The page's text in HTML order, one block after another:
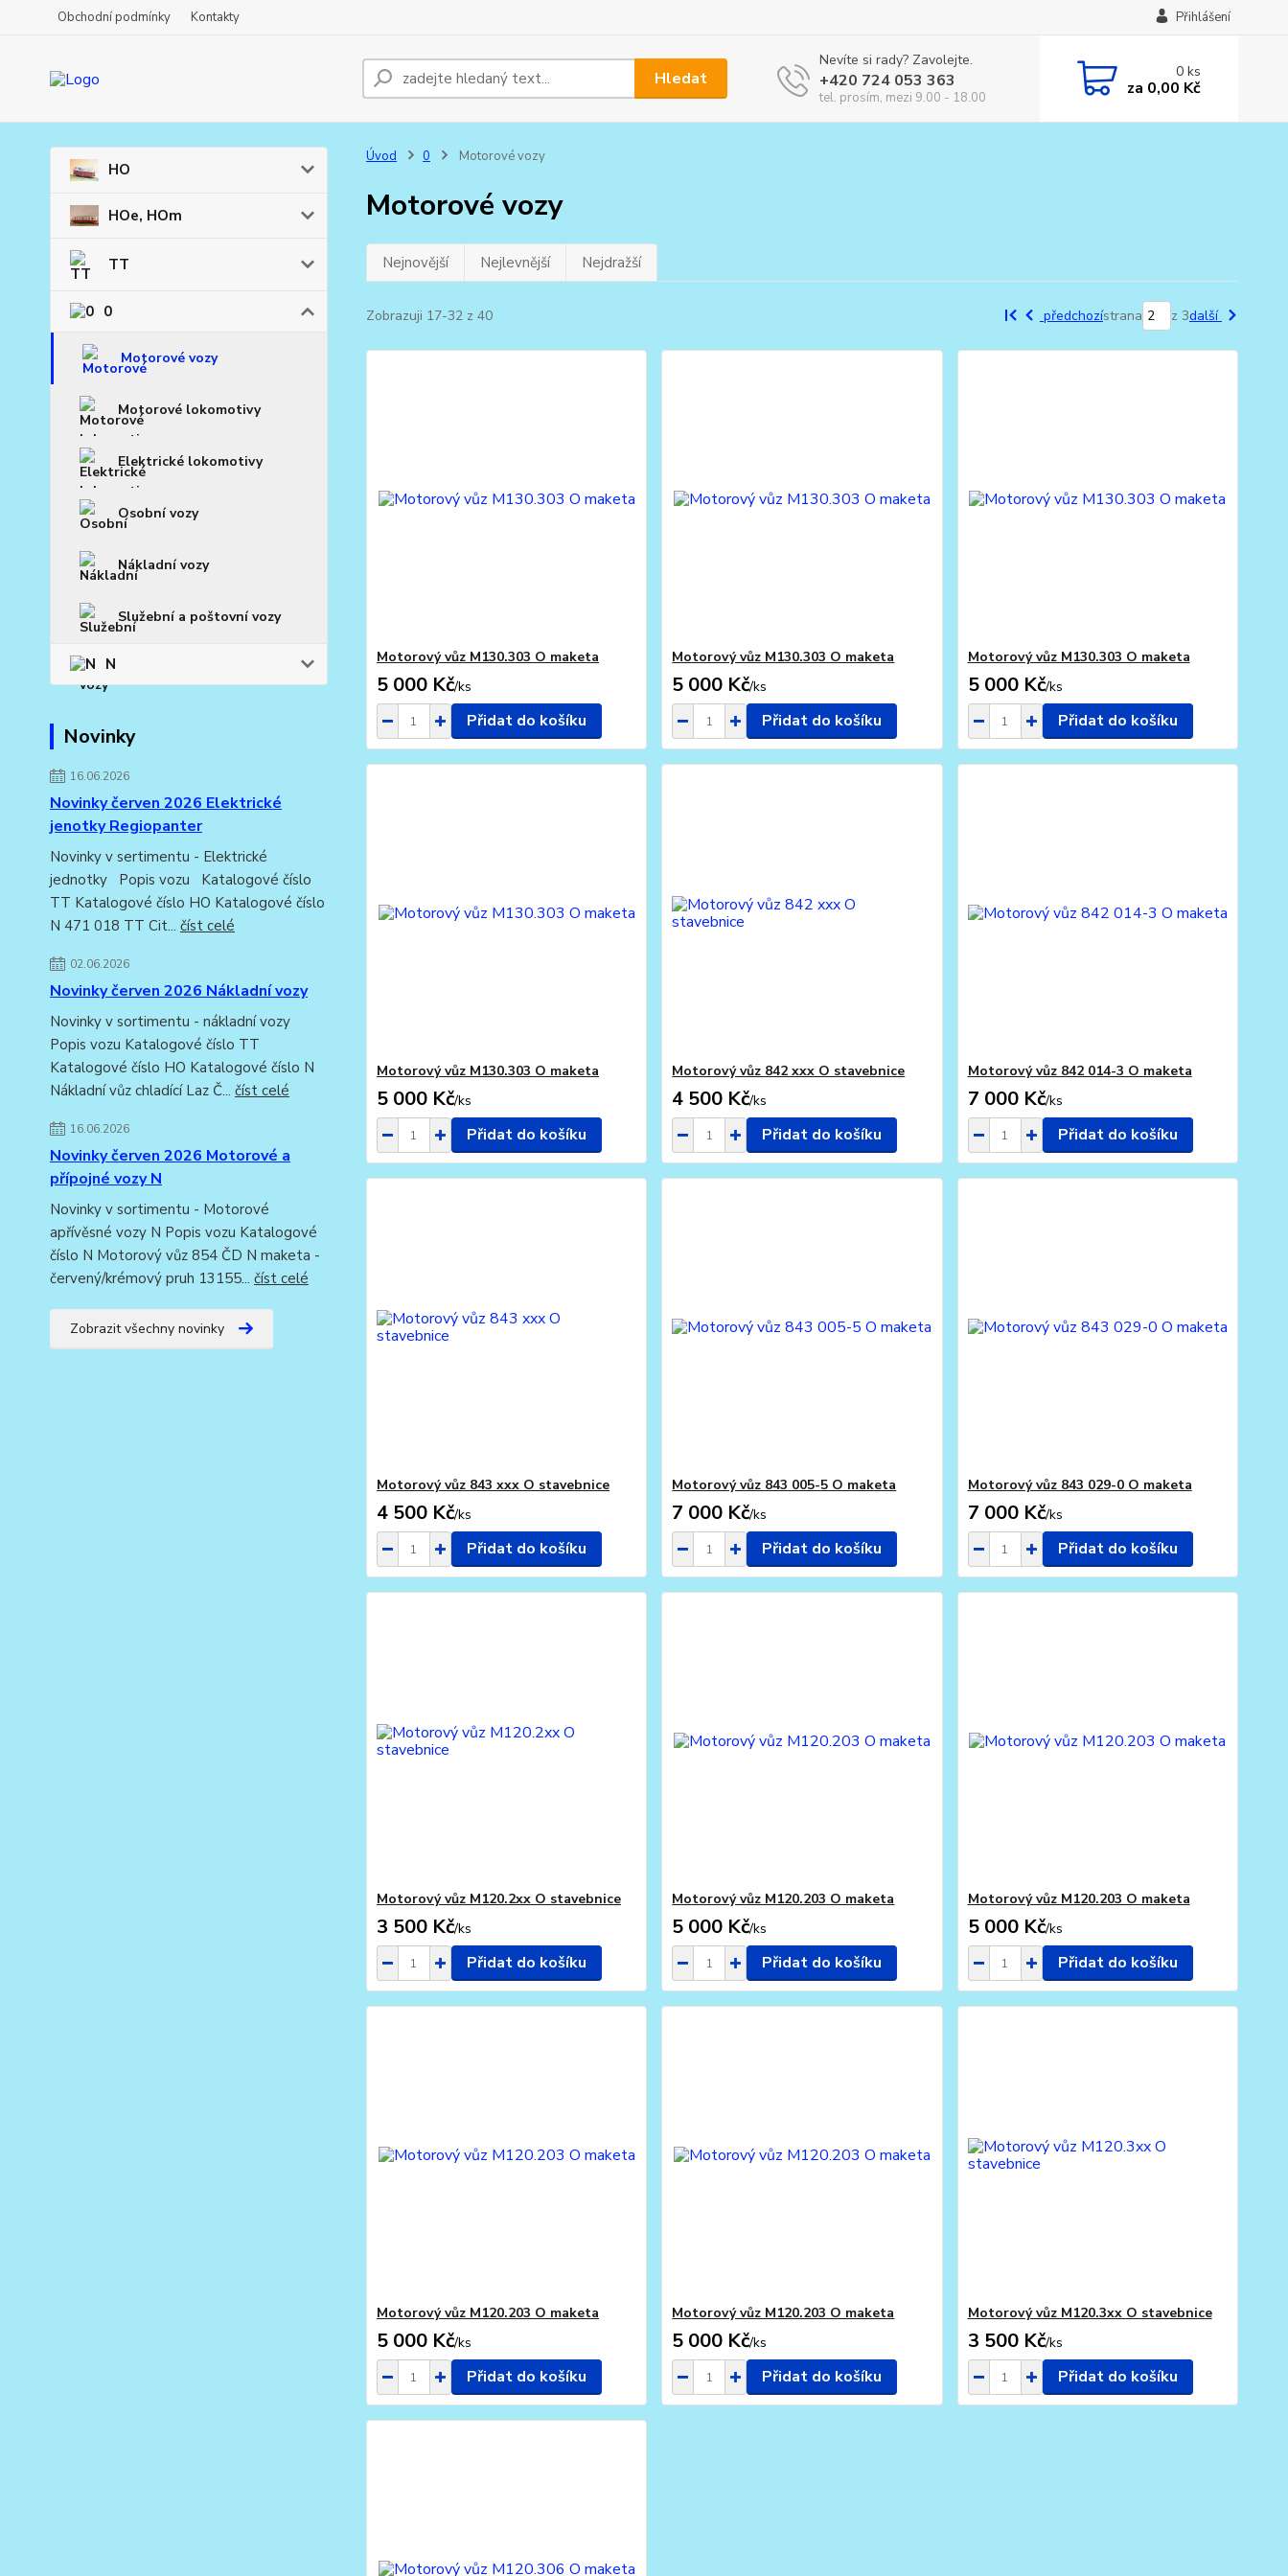
Obchodní podmínky Kontakty Přihlášení
Hledat
Nevíte si rady? Zavolejte.
+420 724 053 363
tel. prosím, mezi 9.00 - 18.00
0ks
za 0,00 Kč
HO
HOe, HOm
TT
0
Motorové vozy
Motorové lokomotivy
Elektrické lokomotivy
Osobní vozy
Nákladní vozy
Služební a poštovní vozy
N
Novinky
16.06.2026
Novinky červen 2026 Elektrické
jenotky Regiopanter
Novinky v sertimentu - Elektrické
jednotky Popis vozu Katalogové číslo
TT Katalogové číslo HO Katalogové číslo
N 471 018 TT Cit... číst celé
02.06.2026
Novinky červen 2026 Nákladní vozy
Novinky v sortimentu - nákladní vozy
Popis vozu Katalogové číslo TT
Katalogové číslo HO Katalogové číslo N
Nákladní vůz chladící Laz Č... číst celé
16.06.2026
Novinky červen 2026 Motorové a
přípojné vozy N
Novinky v sortimentu - Motorové
apřívěsné vozy N Popis vozu Katalogové
číslo N Motorový vůz 854 ČD N maketa -
červený/krémový pruh 13155... číst celé
Zobrazit všechny novinky
Úvod 0 Motorové vozy
Motorové vozy
Nejnovější Nejlevnější Nejdražší
Zobrazuji 17-32 z 40 předchozístrana z 3další
Motorový vůz M130.303 O maketa
5 000 Kč/ks
Přidat do košíku
Motorový vůz M130.303 O maketa
5 000 Kč/ks
Přidat do košíku
Motorový vůz M130.303 O maketa
5 000 Kč/ks
Přidat do košíku
Motorový vůz M130.303 O maketa
5 000 Kč/ks
Přidat do košíku
Motorový vůz 842 xxx O stavebnice
4 500 Kč/ks
Přidat do košíku
Motorový vůz 842 014-3 O maketa
7 000 Kč/ks
Přidat do košíku
Motorový vůz 843 xxx O stavebnice
4 500 Kč/ks
Přidat do košíku
Motorový vůz 843 005-5 O maketa
7 000 Kč/ks
Přidat do košíku
Motorový vůz 843 029-0 O maketa
7 000 Kč/ks
Přidat do košíku
Motorový vůz M120.2xx O stavebnice
3 500 Kč/ks
Přidat do košíku
Motorový vůz M120.203 O maketa
5 000 Kč/ks
Přidat do košíku
Motorový vůz M120.203 O maketa
5 000 Kč/ks
Přidat do košíku
Motorový vůz M120.203 O maketa
5 000 Kč/ks
Přidat do košíku
Motorový vůz M120.203 O maketa
5 000 Kč/ks
Přidat do košíku
Motorový vůz M120.3xx O stavebnice
3 500 Kč/ks
Přidat do košíku